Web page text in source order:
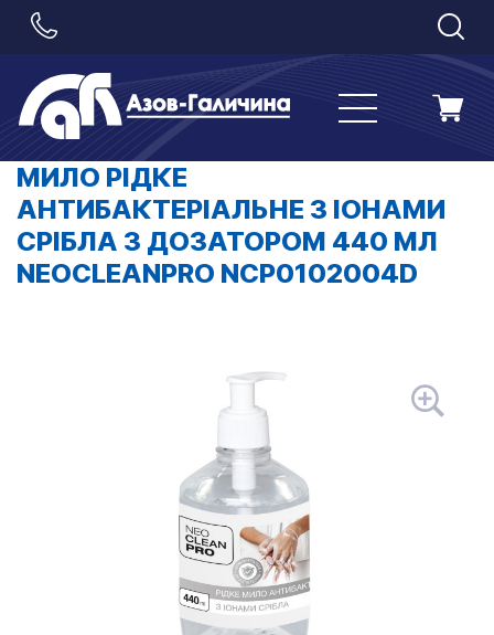
МИЛО РІДКЕ
АНТИБАКТЕРІАЛЬНЕ З ІОНАМИ
СРІБЛА З ДОЗАТОРОМ 440 МЛ
NEOCLEANPRO NCP0102004D